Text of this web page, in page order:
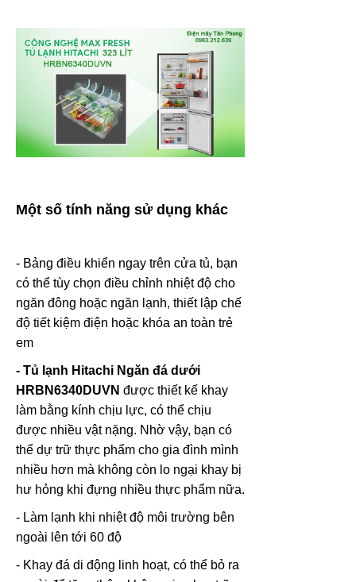
Một số tính năng sử dụng khác
- Bảng điều khiển ngay trên cửa tủ, bạn
có thể tùy chọn điều chỉnh nhiệt độ cho
ngăn đông hoặc ngăn lạnh, thiết lập chế
độ tiết kiệm điện hoặc khóa an toàn trẻ
em
- Tủ lạnh Hitachi Ngăn đá dưới
HRBN6340DUVN được thiết kế khay
làm bằng kính chịu lực, có thể chịu
được nhiều vật nặng. Nhờ vậy, bạn có
thể dự trữ thực phẩm cho gia đình mình
nhiều hơn mà không còn lo ngại khay bị
hư hỏng khi đựng nhiều thực phẩm nữa.
- Làm lạnh khi nhiệt độ môi trường bên
ngoài lên tới 60 độ
- Khay đá di động linh hoạt, có thể bỏ ra